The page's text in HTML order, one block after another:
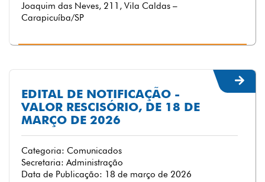
Joaquim das Neves, 211, Vila Caldas –
Carapicuíba/SP
EDITAL DE NOTIFICAÇÃO -
VALOR RESCISÓRIO, DE 18 DE
MARÇO DE 2026
Categoria: Comunicados
Secretaria: Administração
Data de Publicação: 18 de março de 2026